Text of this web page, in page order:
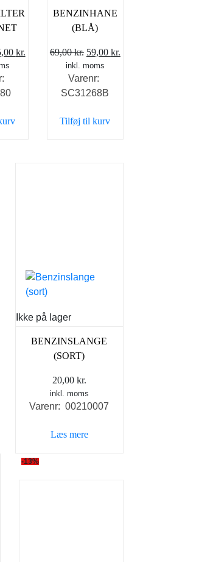
kr.
BENZINHANE
(BLÅ)
69,00kr. Den
oprindelige
pris
var:
59,00 kr.
inkl. moms
Varenr:
SC31268B
Tilføj til kurv
Ikke på lager
BENZINSLANGE
(SORT)
20,00 kr.
inkl. moms
Varenr: 00210007
Læs mere
-13%